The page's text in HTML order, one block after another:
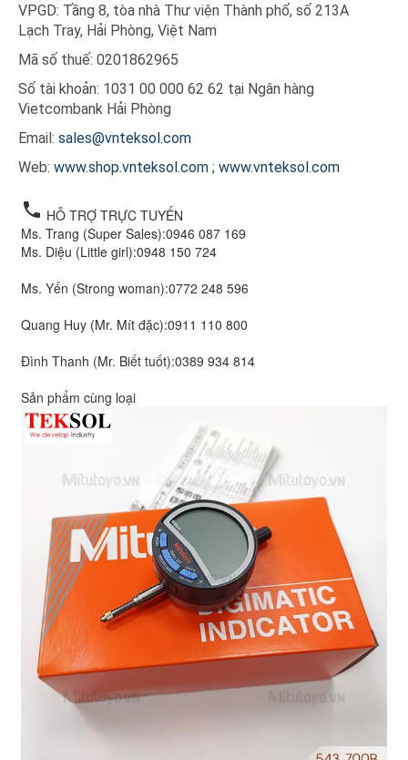
VPGD: Tầng 8, tòa nhà Thư viện Thành phố, số 213A
Lạch Tray, Hải Phòng, Việt Nam
Mã số thuế: 0201862965
Số tài khoản: 1031 00 000 62 62 tại Ngân hàng
Vietcombank Hải Phòng
Email: sales@vnteksol.com
Web: www.shop.vnteksol.com ; www.vnteksol.com
local_phone HỖ TRỢ TRỰC TUYẾN
Ms. Trang (Super Sales):0946 087 169
Ms. Diệu (Little girl):0948 150 724
Ms. Yến (Strong woman):0772 248 596
Quang Huy (Mr. Mít đặc):0911 110 800
Đình Thanh (Mr. Biết tuốt):0389 934 814
Sản phẩm cùng loại